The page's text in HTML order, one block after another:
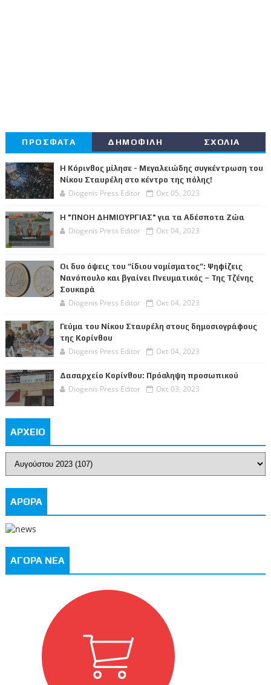
ΠΡΟΣΦΑΤΑ ΔΗΜΟΦΙΛΗ ΣΧΟΛΙΑ
Η Κόρινθος μίλησε - Μεγαλειώδης συγκέντρωση του
Νίκου Σταυρέλη στο κέντρο της πόλης!
Diogenis Press Editor Οκτ 05, 2023
Η "ΠΝΟΗ ΔΗΜΙΟΥΡΓΙΑΣ" για τα Αδέσποτα Ζώα
Diogenis Press Editor Οκτ 04, 2023
Οι δυο όψεις του “ίδιου νομίσματος”: Ψηφίζεις
Νανόπουλο και βγαίνει Πνευματικός – Της Τζένης
Σουκαρά
Diogenis Press Editor Οκτ 04, 2023
Γεύμα του Νίκου Σταυρέλη στους δημοσιογράφους
της Κορίνθου
Diogenis Press Editor Οκτ 04, 2023
Δασαρχείο Κορίνθου: Πρόσληψη προσωπικού
Diogenis Press Editor Οκτ 03, 2023
ΑΡΧΕΙΟ
ΑΡΘΡΑ
ΑΓΟΡΑ ΝΕΑ